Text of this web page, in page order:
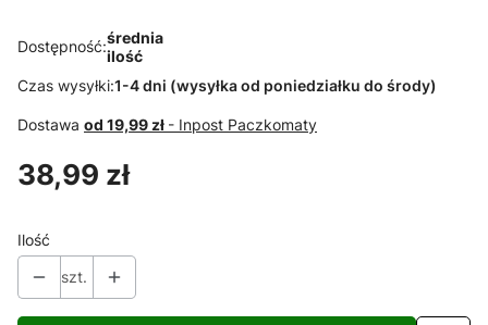
Dostępność:średnia
ilość
Czas wysyłki:1-4 dni (wysyłka od poniedziałku do środy)
Dostawa od 19,99 zł - Inpost Paczkomaty
Cena
38,99 zł
Ilość
szt.